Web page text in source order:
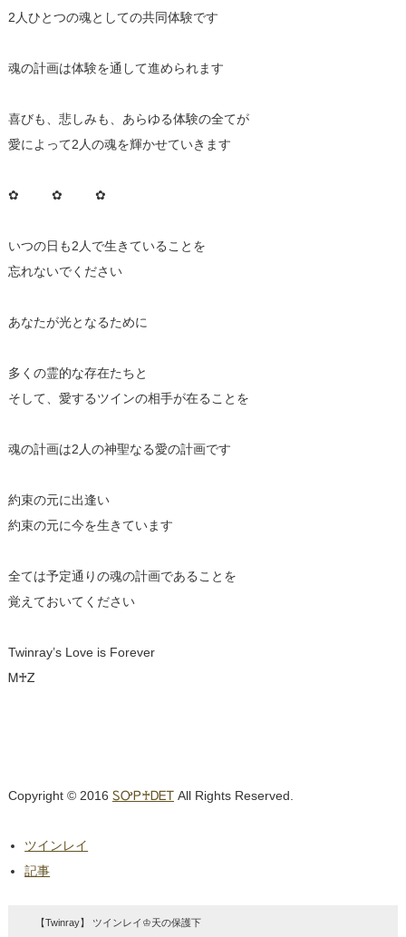
2人ひとつの魂としての共同体験です
魂の計画は体験を通して進められます
喜びも、悲しみも、あらゆる体験の全てが
愛によって2人の魂を輝かせていきます
✿ ✿ ✿
いつの日も2人で生きていることを
忘れないでください
あなたが光となるために
多くの霊的な存在たちと
そして、愛するツインの相手が在ることを
魂の計画は2人の神聖なる愛の計画です
約束の元に出逢い
約束の元に今を生きています
全ては予定通りの魂の計画であることを
覚えておいてください
Twinray’s Love is Forever
Ꮇ♰Ꮓ
Copyright © 2016 ᏚᎤᏢ♰ᎠᎬᎢAll Rights Reserved.
ツインレイ
記事
【Twinray】 ツインレイ♔天の保護下